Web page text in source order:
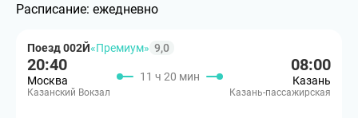
Расписание: ежедневно
Поезд 002Й«Премиум» 9,0
20:40
Москва
Казанский Вокзал
11 ч 20 мин
08:00
Казань
Казань-пассажирская